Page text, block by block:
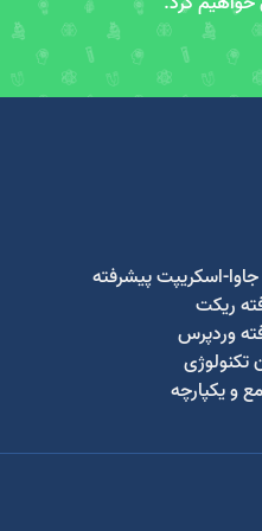
اسکریپت پیشرفته
ریکت
وردپرس
و یکپارچه